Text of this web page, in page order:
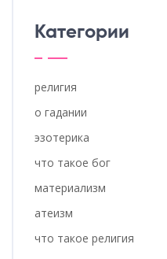
Категории
религия
о гадании
эзотерика
что такое бог
материализм
атеизм
что такое религия